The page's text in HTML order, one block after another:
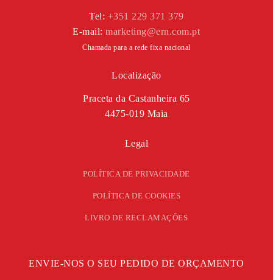
Tel: +351 229 371 379
E-mail:marketing@ern.com.pt
Chamada para a rede fixa nacional
Localização
Praceta da Castanheira 65
4475-019 Maia
Legal
POLÍTICA DE PRIVACIDADE
POLÍTICA DE COOKIES
LIVRO DE RECLAMAÇÕES
ENVIE-NOS O SEU PEDIDO DE ORÇAMENTO